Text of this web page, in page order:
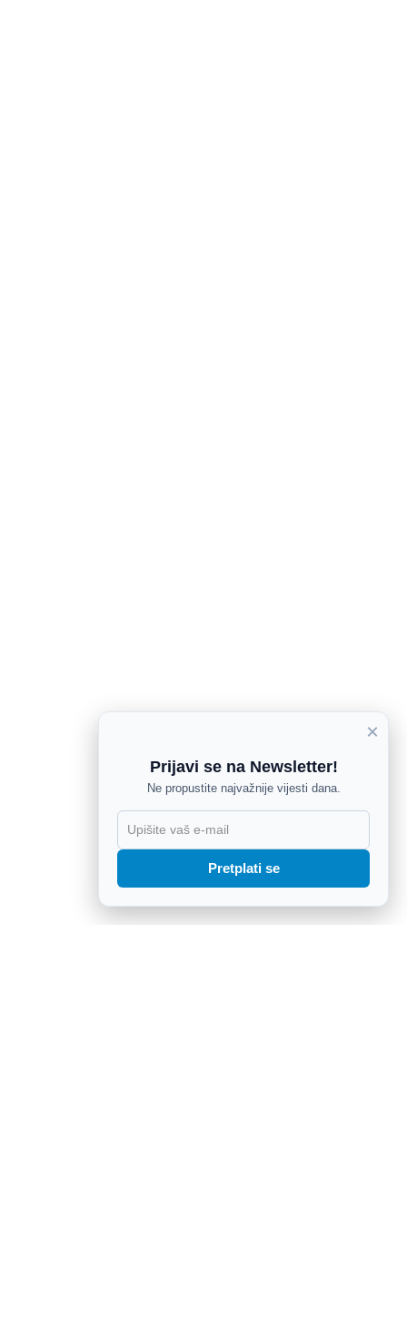
×
Prijavi se na Newsletter!
Ne propustite najvažnije vijesti dana.
Pretplati se